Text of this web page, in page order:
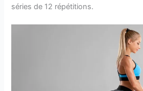
séries de 12 répétitions.